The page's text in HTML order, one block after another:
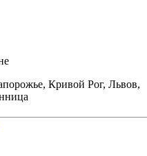
Кривой Рог, Львов,